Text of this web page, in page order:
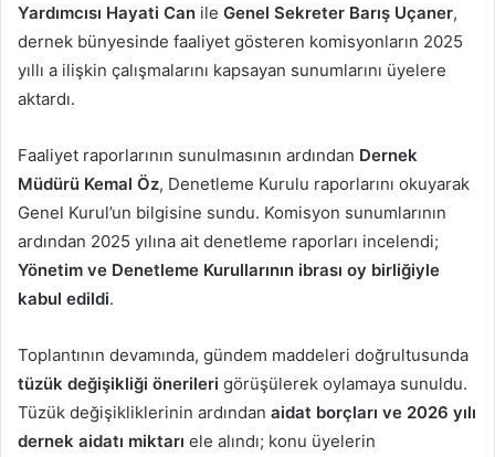
Yardımcısı Hayati Can ile Genel Sekreter Barış Uçaner,
dernek bünyesinde faaliyet gösteren komisyonların 2025
yıllı a ilişkin çalışmalarını kapsayan sunumlarını üyelere
aktardı.
Faaliyet raporlarının sunulmasının ardından Dernek
Müdürü Kemal Öz, Denetleme Kurulu raporlarını okuyarak
Genel Kurul’un bilgisine sundu. Komisyon sunumlarının
ardından 2025 yılına ait denetleme raporları incelendi;
Yönetim ve Denetleme Kurullarının ibrası oy birliğiyle
kabul edildi.
Toplantının devamında, gündem maddeleri doğrultusunda
tüzük değişikliği önerileri görüşülerek oylamaya sunuldu.
Tüzük değişikliklerinin ardından aidat borçları ve 2026 yılı
dernek aidatı miktarı ele alındı; konu üyelerin